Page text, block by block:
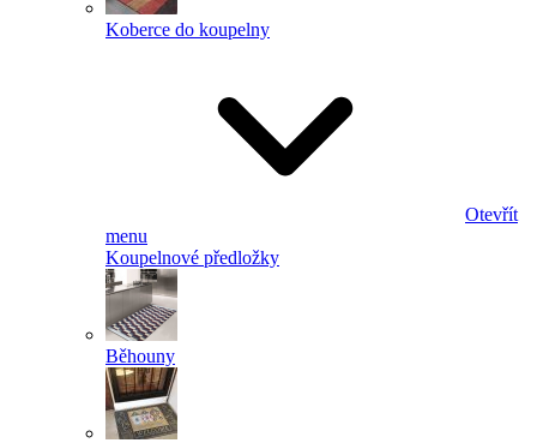
Koberce do koupelny
Otevřít
menu
Koupelnové předložky
Běhouny